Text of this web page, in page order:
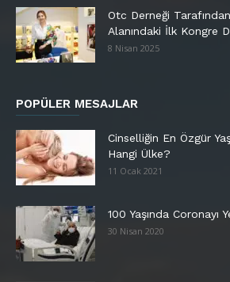
Otc Derneği
Alanındaki İlk Kongre
8 Nisan 2025
POPÜLER MESAJLAR
Cinselliğin En Özgür
Hangi Ülke?
11 Ocak 2021
100 Yaşında Coronayı
30 Nisan 2020